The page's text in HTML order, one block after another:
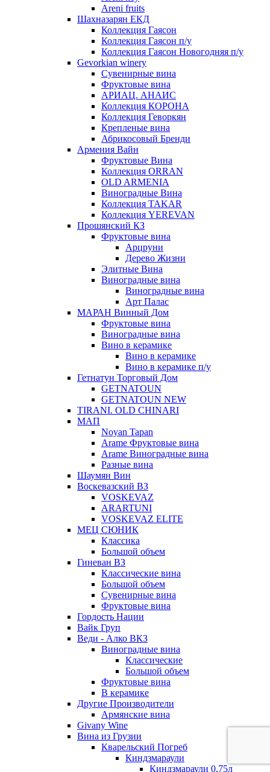
Areni fruits
Шахназарян ЕКД
Коллекция Гаясон
Коллекция Гаясон п/у
Коллекция Гаясон Новогодняя п/у
Gevorkian winery
Сувенирные вина
Фруктовые вина
АРИАЦ. АНАИС
Коллекция КОРОНА
Коллекция Геворкян
Крепленые вина
Абрикосовый Бренди
Армения Вайн
Фруктовые Вина
Коллекция ORRAN
OLD ARMENIA
Виноградные Вина
Коллекция TAKAR
Коллекция YEREVAN
Прошянский КЗ
Фруктовые вина
Арцруни
Дерево Жизни
Элитные Вина
Виноградные вина
Виноградные вина
Арт Палас
МАРАН Винный Дом
Фруктовые вина
Виноградные вина
Вино в керамике
Вино в керамике
Вино в керамике п/у
Гетнатун Торговый Дом
GETNATOUN
GETNATOUN NEW
TIRANI. OLD CHINARI
МАП
Noyan Tapan
Arame Фруктовые вина
Arame Виноградные вина
Разные вина
Шаумян Вин
Воскевазский ВЗ
VOSKEVAZ
ARARTUNI
VOSKEVAZ ELITE
МЕЦ СЮНИК
Классика
Большой объем
Гиневан ВЗ
Классические вина
Большой объем
Сувенирные вина
Фруктовые вина
Гордость Нации
Вайк Груп
Веди - Алко ВКЗ
Виноградные вина
Классические
Большой объем
Фруктовые вина
В керамике
Другие Производители
Армянские вина
Givany Wine
Вина из Грузии
Кварельский Погреб
Киндзмараули
Киндзмараули 0,75л